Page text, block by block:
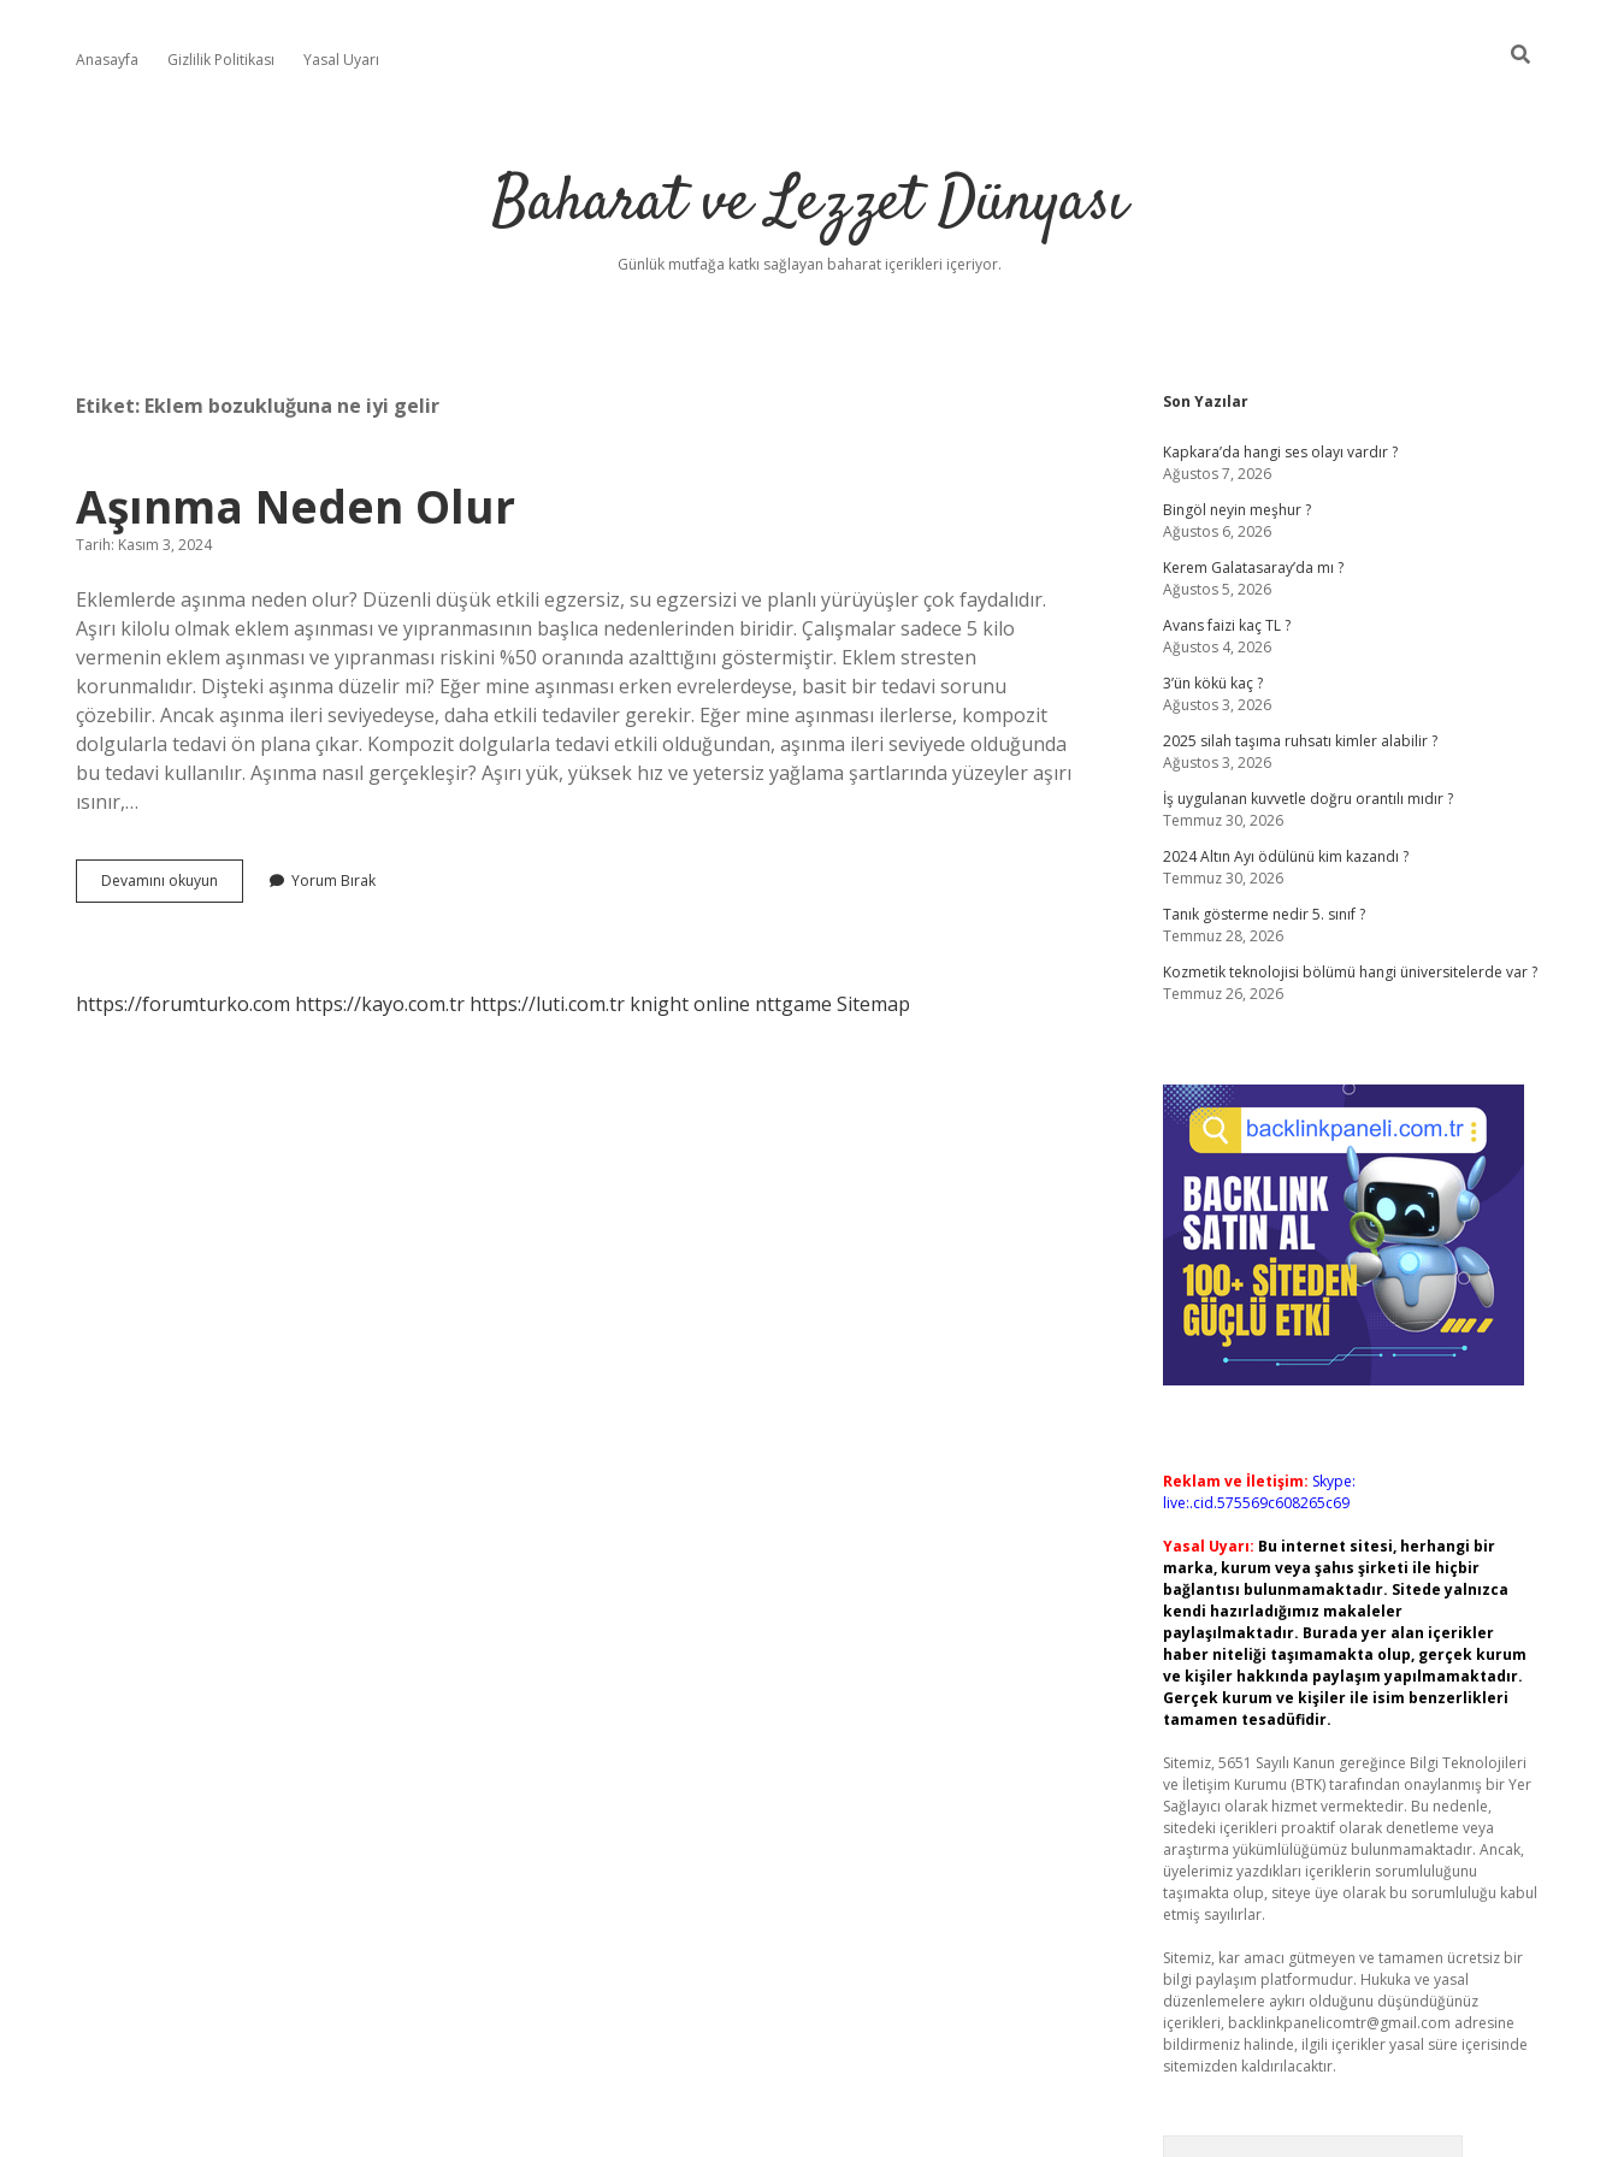
Anasayfa Gizlilik Politikası Yasal Uyarı
Baharat ve Lezzet Dünyası
Günlük mutfağa katkı sağlayan baharat içerikleri içeriyor.
Etiket: Eklem bozukluğuna ne iyi gelir
Aşınma Neden Olur
Tarih: Kasım 3, 2024
Eklemlerde aşınma neden olur? Düzenli düşük etkili egzersiz, su egzersizi ve planlı yürüyüşler çok faydalıdır.
Aşırı kilolu olmak eklem aşınması ve yıpranmasının başlıca nedenlerinden biridir. Çalışmalar sadece 5 kilo
vermenin eklem aşınması ve yıpranması riskini %50 oranında azalttığını göstermiştir. Eklem stresten
korunmalıdır. Dişteki aşınma düzelir mi? Eğer mine aşınması erken evrelerdeyse, basit bir tedavi sorunu
çözebilir. Ancak aşınma ileri seviyedeyse, daha etkili tedaviler gerekir. Eğer mine aşınması ilerlerse, kompozit
dolgularla tedavi ön plana çıkar. Kompozit dolgularla tedavi etkili olduğundan, aşınma ileri seviyede olduğunda
bu tedavi kullanılır. Aşınma nasıl gerçekleşir? Aşırı yük, yüksek hız ve yetersiz yağlama şartlarında yüzeyler aşırı
ısınır,…
Devamını okuyun
Neden
Yorum Bırak
https://forumturko.com https://kayo.com.tr https://luti.com.tr knight online nttgame Sitemap
Sidebar
Son Yazılar
Kapkara’da hangi ses olayı vardır ?
Ağustos 7, 2026
Bingöl neyin meşhur ?
Ağustos 6, 2026
Kerem Galatasaray’da mı ?
Ağustos 5, 2026
Avans faizi kaç TL ?
Ağustos 4, 2026
3’ün kökü kaç ?
Ağustos 3, 2026
2025 silah taşıma ruhsatı kimler alabilir ?
Ağustos 3, 2026
İş uygulanan kuvvetle doğru orantılı mıdır ?
Temmuz 30, 2026
2024 Altın Ayı ödülünü kim kazandı ?
Temmuz 30, 2026
Tanık gösterme nedir 5. sınıf ?
Temmuz 28, 2026
Kozmetik teknolojisi bölümü hangi üniversitelerde var ?
Temmuz 26, 2026
Reklam ve İletişim: Skype:
live:.cid.575569c608265c69
Yasal Uyarı: Bu internet sitesi, herhangi bir
marka, kurum veya şahıs şirketi ile hiçbir
bağlantısı bulunmamaktadır. Sitede yalnızca
kendi hazırladığımız makaleler
paylaşılmaktadır. Burada yer alan içerikler
haber niteliği taşımamakta olup, gerçek kurum
ve kişiler hakkında paylaşım yapılmamaktadır.
Gerçek kurum ve kişiler ile isim benzerlikleri
tamamen tesadüfidir.
Sitemiz, 5651 Sayılı Kanun gereğince Bilgi Teknolojileri
ve İletişim Kurumu (BTK) tarafından onaylanmış bir Yer
Sağlayıcı olarak hizmet vermektedir. Bu nedenle,
sitedeki içerikleri proaktif olarak denetleme veya
araştırma yükümlülüğümüz bulunmamaktadır. Ancak,
üyelerimiz yazdıkları içeriklerin sorumluluğunu
taşımakta olup, siteye üye olarak bu sorumluluğu kabul
etmiş sayılırlar.
Sitemiz, kar amacı gütmeyen ve tamamen ücretsiz bir
bilgi paylaşım platformudur. Hukuka ve yasal
düzenlemelere aykırı olduğunu düşündüğünüz
içerikleri, backlinkpanelicomtr@gmail.com adresine
bildirmeniz halinde, ilgili içerikler yasal süre içerisinde
sitemizden kaldırılacaktır.